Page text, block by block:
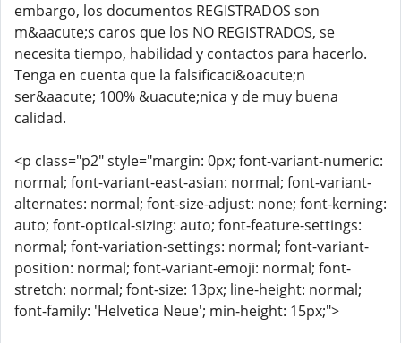
embargo, los documentos REGISTRADOS son
m&aacute;s caros que los NO REGISTRADOS, se
necesita tiempo, habilidad y contactos para hacerlo.
Tenga en cuenta que la falsificaci&oacute;n
ser&aacute; 100% &uacute;nica y de muy buena
calidad.
<p class="p2" style="margin: 0px; font-variant-numeric:
normal; font-variant-east-asian: normal; font-variant-
alternates: normal; font-size-adjust: none; font-kerning:
auto; font-optical-sizing: auto; font-feature-settings:
normal; font-variation-settings: normal; font-variant-
position: normal; font-variant-emoji: normal; font-
stretch: normal; font-size: 13px; line-height: normal;
font-family: 'Helvetica Neue'; min-height: 15px;">